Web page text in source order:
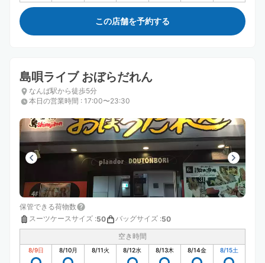
この店舗を予約する
島唄ライブ おぼらだれん
なんば駅から徒歩5分
本日の営業時間 : 17:00〜23:30
保管できる荷物数
スーツケースサイズ :50 バッグサイズ :50
空き時間
8/9日 8/10月 8/11火 8/12水 8/13木 8/14金 8/15土